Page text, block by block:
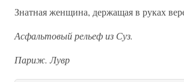
Знатная женщина, держащая в руках
Асфальтовый рельеф из Суз.
Париж. Лувр